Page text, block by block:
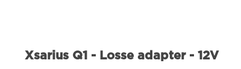
Xsarius Q1 - Losse adapter - 12V